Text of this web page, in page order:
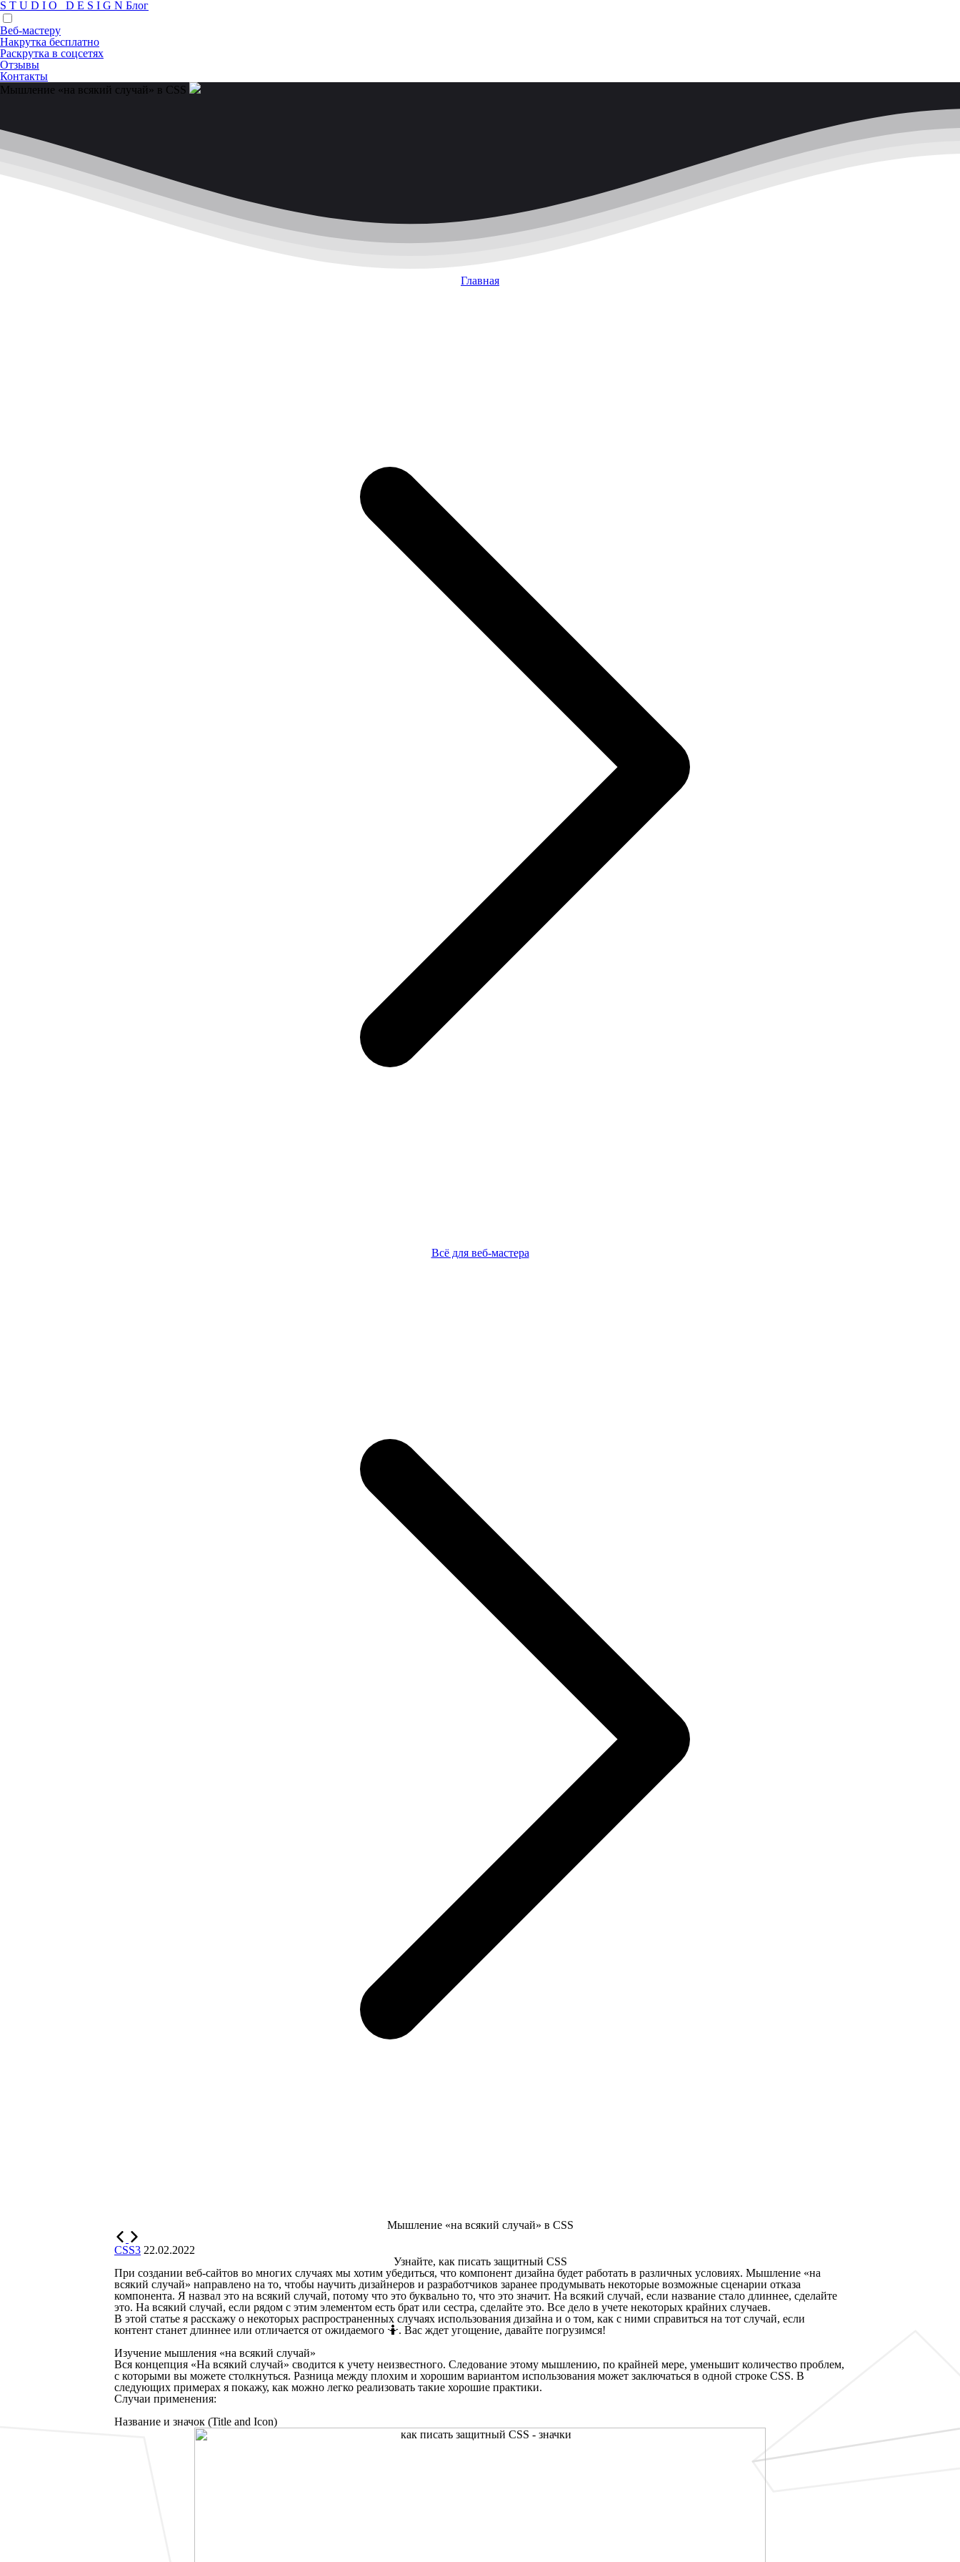
S T U D I O D E S I G N Блог
Веб-мастеру
Накрутка бесплатно
Раскрутка в соцсетях
Отзывы
Контакты
Мышление «на всякий случай» в CSS
Главная
Всё для веб-мастера
Мышление «на всякий случай» в CSS
CSS3 22.02.2022
Узнайте, как писать защитный CSS
При создании веб-сайтов во многих случаях мы хотим убедиться, что компонент дизайна будет работать в различных условиях. Мышление «на
всякий случай» направлено на то, чтобы научить дизайнеров и разработчиков заранее продумывать некоторые возможные сценарии отказа
компонента. Я назвал это на всякий случай, потому что это буквально то, что это значит. На всякий случай, если название стало длиннее, сделайте
это. На всякий случай, если рядом с этим элементом есть брат или сестра, сделайте это. Все дело в учете некоторых крайних случаев.
В этой статье я расскажу о некоторых распространенных случаях использования дизайна и о том, как с ними справиться на тот случай, если
контент станет длиннее или отличается от ожидаемого 🤷. Вас ждет угощение, давайте погрузимся!
Изучение мышления «на всякий случай»
Вся концепция «На всякий случай» сводится к учету неизвестного. Следование этому мышлению, по крайней мере, уменьшит количество проблем,
с которыми вы можете столкнуться. Разница между плохим и хорошим вариантом использования может заключаться в одной строке CSS. В
следующих примерах я покажу, как можно легко реализовать такие хорошие практики.
Случаи применения:
Название и значок (Title and Icon)